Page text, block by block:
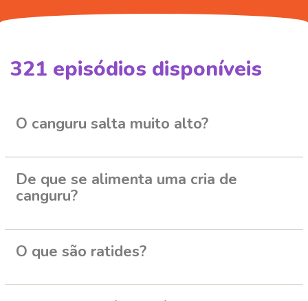
321 episódios disponíveis
O canguru salta muito alto?
De que se alimenta uma cria de
canguru?
O que são ratides?